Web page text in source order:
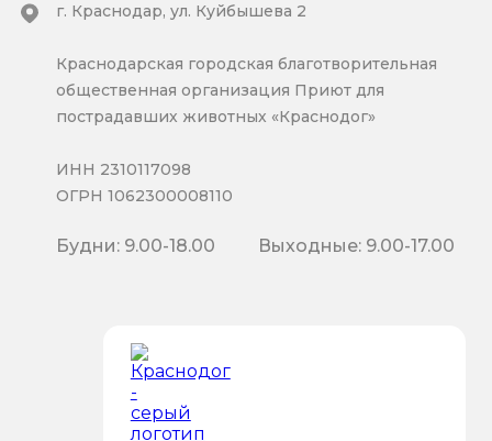
г. Краснодар, ул. Куйбышева 2
Краснодарская городская благотворительная
общественная организация Приют для
пострадавших животных «Краснодог»
ИНН 2310117098
ОГРН 1062300008110
Будни: 9.00-18.00 Выходные: 9.00-17.00